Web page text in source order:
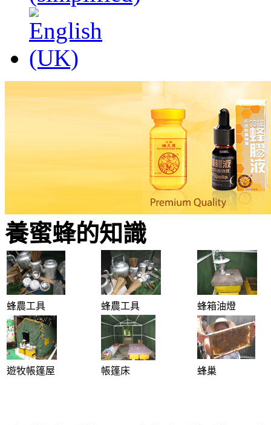
養蜜蜂的知識
蜂農工具 蜂農工具 蜂箱油燈
遊牧帳篷屋 帳篷床 蜂巢